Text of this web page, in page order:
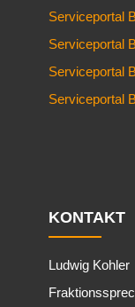
Serviceportal
Serviceportal
Serviceportal
Serviceportal
KONTAKT
Ludwig Kohler